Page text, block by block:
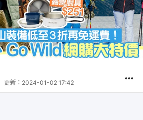
更新： 2024-01-02 17:42